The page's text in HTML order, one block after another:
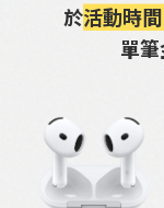
於活動時
單